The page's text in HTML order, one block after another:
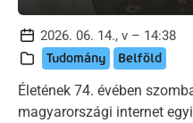
2026. 06. 14., v – 14:38
Tudomány Belföld
Életének 74. évében
magyarországi internet